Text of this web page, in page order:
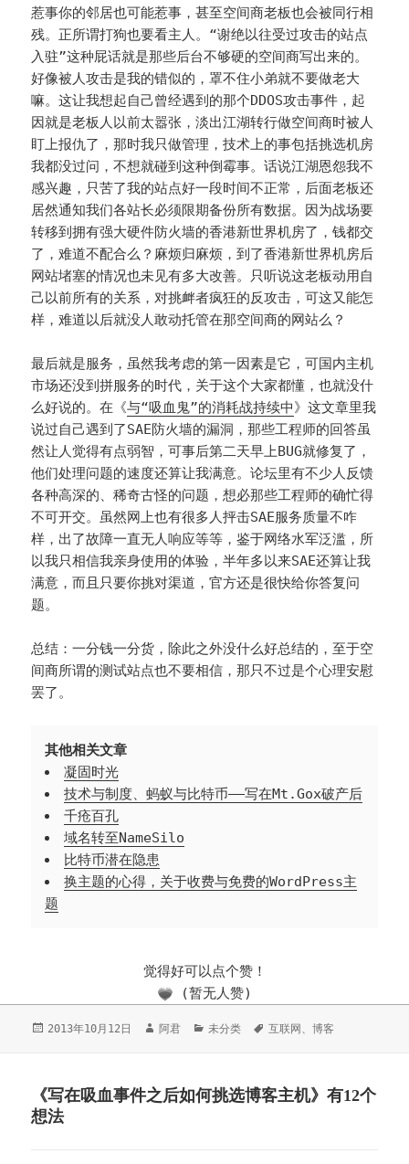
惹事你的邻居也可能惹事，甚至空间商老板也会被同行相
残。正所谓打狗也要看主人。“谢绝以往受过攻击的站点
入驻”这种屁话就是那些后台不够硬的空间商写出来的。
好像被人攻击是我的错似的，罩不住小弟就不要做老大
嘛。这让我想起自己曾经遇到的那个DDOS攻击事件，起
因就是老板人以前太嚣张，淡出江湖转行做空间商时被人
盯上报仇了，那时我只做管理，技术上的事包括挑选机房
我都没过问，不想就碰到这种倒霉事。话说江湖恩怨我不
感兴趣，只苦了我的站点好一段时间不正常，后面老板还
居然通知我们各站长必须限期备份所有数据。因为战场要
转移到拥有强大硬件防火墙的香港新世界机房了，钱都交
了，难道不配合么？麻烦归麻烦，到了香港新世界机房后
网站堵塞的情况也未见有多大改善。只听说这老板动用自
己以前所有的关系，对挑衅者疯狂的反攻击，可这又能怎
样，难道以后就没人敢动托管在那空间商的网站么？
最后就是服务，虽然我考虑的第一因素是它，可国内主机
市场还没到拼服务的时代，关于这个大家都懂，也就没什
么好说的。在《与“吸血鬼”的消耗战持续中》这文章里我
说过自己遇到了SAE防火墙的漏洞，那些工程师的回答虽
然让人觉得有点弱智，可事后第二天早上BUG就修复了，
他们处理问题的速度还算让我满意。论坛里有不少人反馈
各种高深的、稀奇古怪的问题，想必那些工程师的确忙得
不可开交。虽然网上也有很多人抨击SAE服务质量不咋
样，出了故障一直无人响应等等，鉴于网络水军泛滥，所
以我只相信我亲身使用的体验，半年多以来SAE还算让我
满意，而且只要你挑对渠道，官方还是很快给你答复问
题。
总结：一分钱一分货，除此之外没什么好总结的，至于空
间商所谓的测试站点也不要相信，那只不过是个心理安慰
罢了。
其他相关文章
凝固时光
技术与制度、蚂蚁与比特币——写在Mt.Gox破产后
千疮百孔
域名转至NameSilo
比特币潜在隐患
换主题的心得，关于收费与免费的WordPress主
题
觉得好可以点个赞！
(暂无人赞)
发
2013年10月12日
作
阿君
分
未分类
标
互联网 、博客
《写在吸血事件之后如何挑选博客主机》有12个
想法